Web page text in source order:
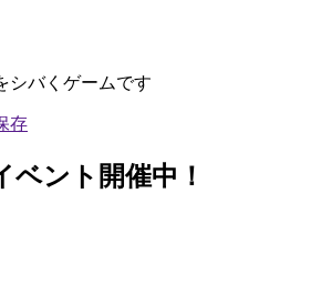
シバくゲームです
ベント開催中！